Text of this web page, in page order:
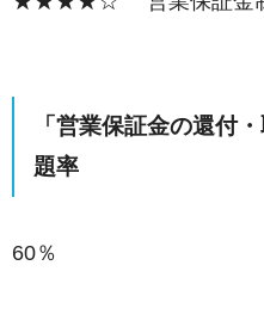
「営業保証金の還付
題率
60％